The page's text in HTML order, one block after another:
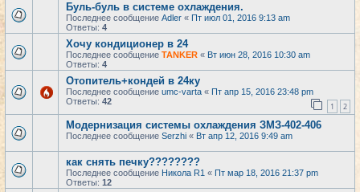
Буль-буль в системе охлаждения.
Последнее сообщение Adler « Пт июл 01, 2016 9:13 am
Ответы: 4
Хочу кондиционер в 24
Последнее сообщение TANKER « Вт июн 28, 2016 10:30 am
Ответы: 4
Отопитель+кондей в 24ку
Последнее сообщение umc-varta « Пт апр 15, 2016 23:48 pm
Ответы: 42 1 2
Модернизация системы охлаждения ЗМЗ-402-406
Последнее сообщение Serzhi « Вт апр 12, 2016 9:49 am
как снять печку????????
Последнее сообщение Никола R1 « Пт мар 18, 2016 21:37 pm
Ответы: 12